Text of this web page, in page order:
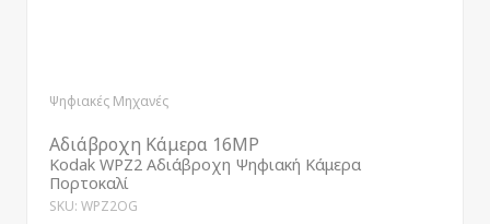
Ψηφιακές Μηχανές
Αδιάβροχη Κάμερα 16MP
Kodak WPZ2 Αδιάβροχη Ψηφιακή Κάμερα
Πορτοκαλί
SKU: WPZ2OG